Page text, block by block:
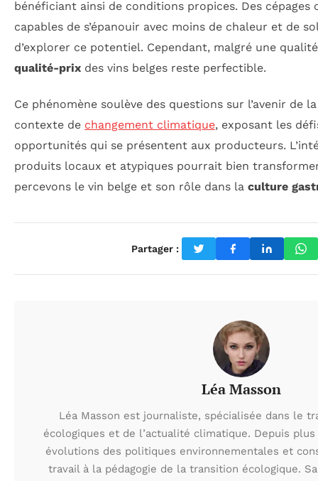
bénéficiant ainsi de conditions propices. Des cépages
capables de s’épanouir avec moins de chaleur et de
d’explorer ce potentiel. Cependant, malgré une
qualité-prix des vins belges reste perfectible.
Ce phénomène soulève des questions sur l’avenir de
contexte de changement climatique, exposant les
opportunités qui se présentent aux producteurs.
produits locaux et atypiques pourrait bien
percevons le vin belge et son rôle dans la culture
Partager :
Léa Masson
Léa Masson est journaliste, spécialisée dans le
écologiques et de l’actualité climatique. Depuis
évolutions des politiques environnementales et
travail à la pédagogie de la transition écologique.